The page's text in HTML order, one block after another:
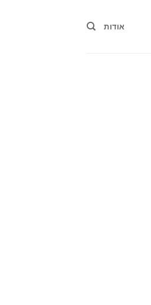
אודות